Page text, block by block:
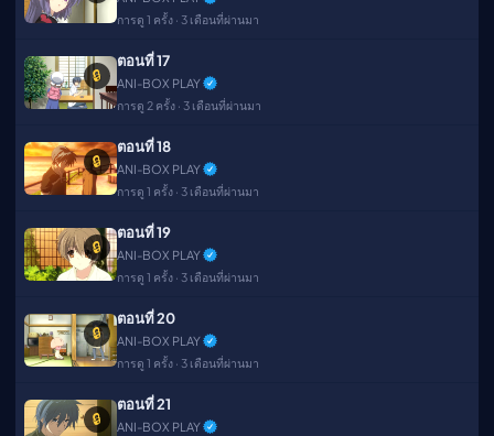
การดู 1 ครั้ง · 3 เดือนที่ผ่านมา
🔒
ตอนที่ 17
ANI-BOX PLAY
การดู 2 ครั้ง · 3 เดือนที่ผ่านมา
🔒
ตอนที่ 18
ANI-BOX PLAY
การดู 1 ครั้ง · 3 เดือนที่ผ่านมา
🔒
ตอนที่ 19
ANI-BOX PLAY
การดู 1 ครั้ง · 3 เดือนที่ผ่านมา
🔒
ตอนที่ 20
ANI-BOX PLAY
การดู 1 ครั้ง · 3 เดือนที่ผ่านมา
🔒
ตอนที่ 21
ANI-BOX PLAY